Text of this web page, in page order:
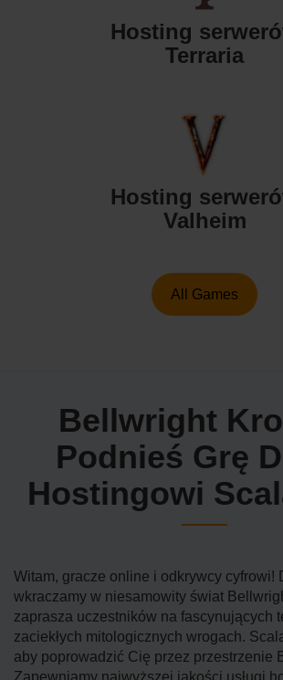
Hosting
Terraria
Hosting
Valheim
All Games
Bellwright
Podnieś Grę
Hostingowi
Witam, gracze online i odkrywcy cyfrowi!
wkraczamy w niesamowity świat
zaprasza uczestników na fascynujących
zaciekłych mitologicznych wrogach.
aby poprowadzić Cię przez przestrzenie